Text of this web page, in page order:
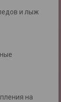
и лыж
на